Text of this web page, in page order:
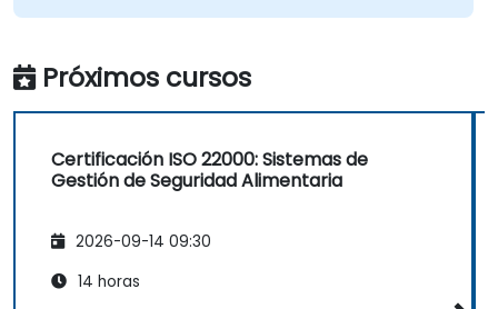
Próximos cursos
Certificación ISO 22000: Sistemas de
Gestión de Seguridad Alimentaria
2026-09-14 09:30
14 horas